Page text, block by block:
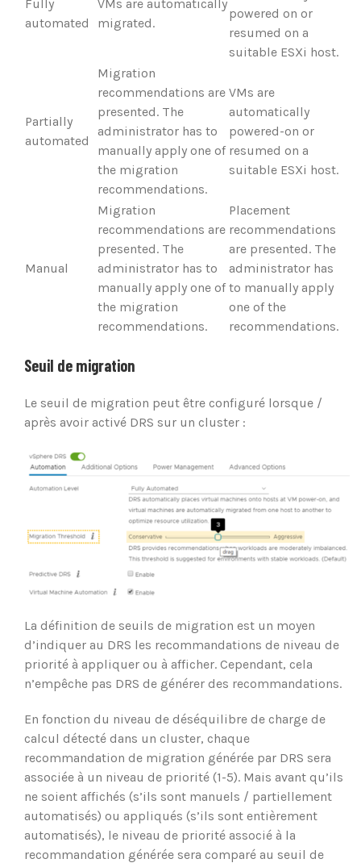
Fully
automated
VMs are automatically
migrated.
powered on or
resumed on a
suitable ESXi host.
Partially
automated
Migration
recommendations are
presented. The
administrator has to
manually apply one of
the migration
recommendations.
VMs are
automatically
powered-on or
resumed on a
suitable ESXi host.
Manual
Migration
recommendations are
presented. The
administrator has to
manually apply one of
the migration
recommendations.
Placement
recommendations
are presented. The
administrator has
to manually apply
one of the
recommendations.
Seuil de migration
Le seuil de migration peut être configuré lorsque /
après avoir activé DRS sur un cluster :
La définition de seuils de migration est un moyen
d’indiquer au DRS les recommandations de niveau de
priorité à appliquer ou à afficher. Cependant, cela
n’empêche pas DRS de générer des recommandations.
En fonction du niveau de déséquilibre de charge de
calcul détecté dans un cluster, chaque
recommandation de migration générée par DRS sera
associée à un niveau de priorité (1-5). Mais avant qu’ils
ne soient affichés (s’ils sont manuels / partiellement
automatisés) ou appliqués (s’ils sont entièrement
automatisés), le niveau de priorité associé à la
recommandation générée sera comparé au seuil de